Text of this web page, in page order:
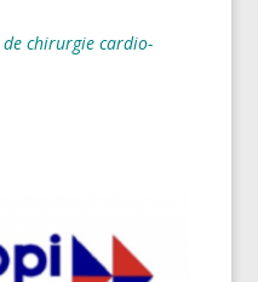
de chirurgie cardio-